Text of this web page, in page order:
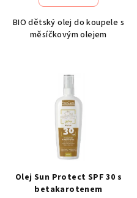
BIO dětský olej do koupele s
měsíčkovým olejem
Olej Sun Protect SPF 30 s
betakarotenem